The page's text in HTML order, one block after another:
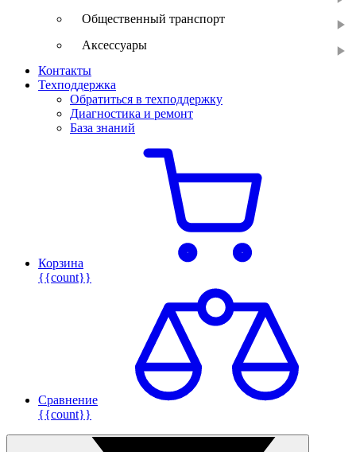
Общественный транспорт
Аксессуары
Контакты
Техподдержка
Обратиться в техподдержку
Диагностика и ремонт
База знаний
Корзина
{{count}}
Сравнение
{{count}}